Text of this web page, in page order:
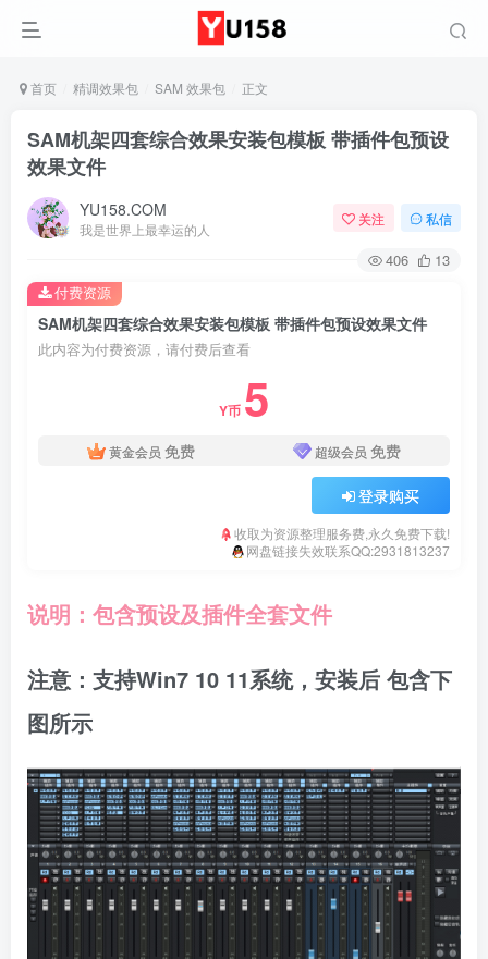
首页 精调效果包 SAM 效果包 正文
SAM机架四套综合效果安装包模板 带插件包预设
效果文件
YU158.COM
我是世界上最幸运的人
关注 私信
406 13
SAM机架四套综合效果安装包模板 带插件包预设效果文件
此内容为付费资源，请付费后查看
Y币 5
黄金会员 免费 超级会员 免费
登录购买
收取为资源整理服务费,永久免费下载!
网盘链接失效联系QQ:2931813237
付费资源
说明：包含预设及插件全套文件
注意：支持Win7 10 11系统，安装后 包含下
图所示